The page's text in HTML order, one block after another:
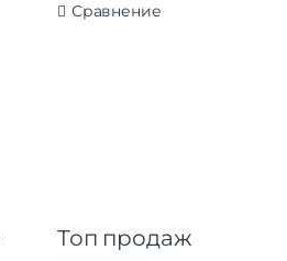
Сравнение
Топ продаж